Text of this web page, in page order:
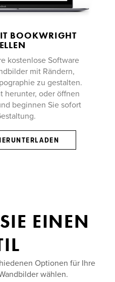
BOOKWRIGHT
kostenlose Software
mit Rändern,
zu gestalten.
herunter, oder öffnen
beginnen Sie sofort
EINEN
Optionen für Ihre
wählen.